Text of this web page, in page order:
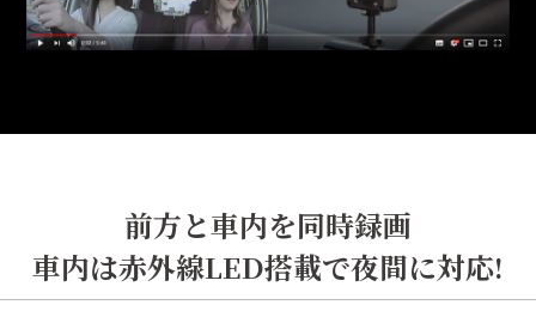
前方と車内を同時録画
車内は赤外線LED搭載で夜間に対応!